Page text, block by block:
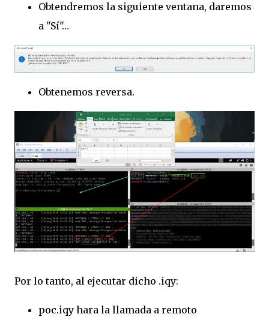
Obtendremos la siguiente ventana, daremos
a "Sí"…
Obtenemos reversa.
Por lo tanto, al ejecutar dicho .iqy:
poc.iqy hara la llamada a remoto